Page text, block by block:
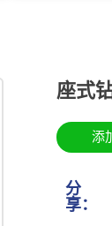
座式
添
分
享：